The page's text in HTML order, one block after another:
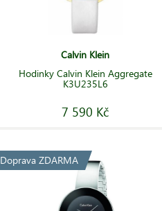
Calvin Klein
Hodinky Calvin Klein Aggregate
K3U235L6
7 590 Kč
Doprava ZDARMA